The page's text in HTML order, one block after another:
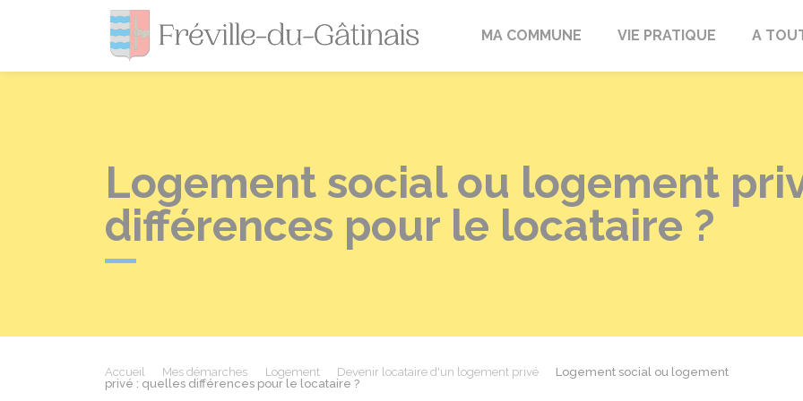
Fréville-du-Gâtinais
MA COMMUNE VIE PRATIQUE A
Logement social ou logement
différences pour le locataire ?
Accueil Mes démarches Logement Devenir locataire d'un logement privé
Logement social ou logement
privé : quelles différences pour le locataire ?